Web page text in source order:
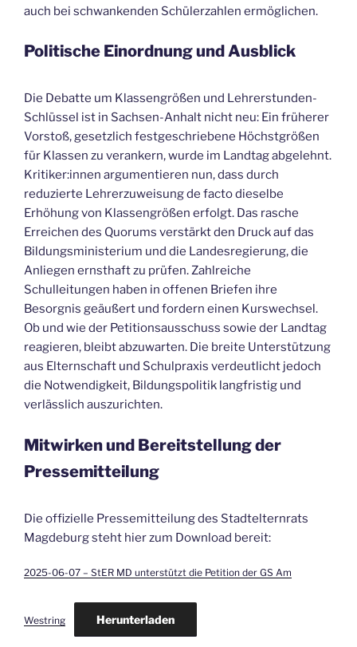
auch bei schwankenden Schülerzahlen ermöglichen.
Politische Einordnung und Ausblick
Die Debatte um Klassengrößen und Lehrerstunden-
Schlüssel ist in Sachsen-Anhalt nicht neu: Ein früherer
Vorstoß, gesetzlich festgeschriebene Höchstgrößen
für Klassen zu verankern, wurde im Landtag abgelehnt.
Kritiker:innen argumentieren nun, dass durch
reduzierte Lehrerzuweisung de facto dieselbe
Erhöhung von Klassengrößen erfolgt. Das rasche
Erreichen des Quorums verstärkt den Druck auf das
Bildungsministerium und die Landesregierung, die
Anliegen ernsthaft zu prüfen. Zahlreiche
Schulleitungen haben in offenen Briefen ihre
Besorgnis geäußert und fordern einen Kurswechsel.
Ob und wie der Petitionsausschuss sowie der Landtag
reagieren, bleibt abzuwarten. Die breite Unterstützung
aus Elternschaft und Schulpraxis verdeutlicht jedoch
die Notwendigkeit, Bildungspolitik langfristig und
verlässlich auszurichten.
Mitwirken und Bereitstellung der
Pressemitteilung
Die offizielle Pressemitteilung des Stadtelternrats
Magdeburg steht hier zum Download bereit:
2025-06-07 – StER MD unterstützt die Petition der GS Am
Westring Herunterladen